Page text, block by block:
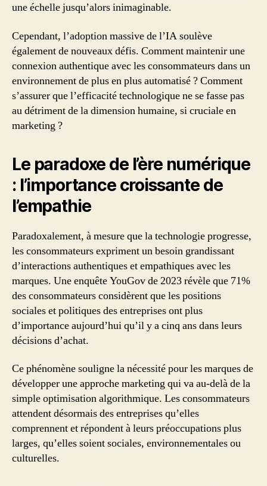
une échelle jusqu’alors inimaginable.
Cependant, l’adoption massive de l’IA soulève
également de nouveaux défis. Comment maintenir une
connexion authentique avec les consommateurs dans un
environnement de plus en plus automatisé ? Comment
s’assurer que l’efficacité technologique ne se fasse pas
au détriment de la dimension humaine, si cruciale en
marketing ?
Le paradoxe de l’ère numérique
: l’importance croissante de
l’empathie
Paradoxalement, à mesure que la technologie progresse,
les consommateurs expriment un besoin grandissant
d’interactions authentiques et empathiques avec les
marques. Une enquête YouGov de 2023 révèle que 71%
des consommateurs considèrent que les positions
sociales et politiques des entreprises ont plus
d’importance aujourd’hui qu’il y a cinq ans dans leurs
décisions d’achat.
Ce phénomène souligne la nécessité pour les marques de
développer une approche marketing qui va au-delà de la
simple optimisation algorithmique. Les consommateurs
attendent désormais des entreprises qu’elles
comprennent et répondent à leurs préoccupations plus
larges, qu’elles soient sociales, environnementales ou
culturelles.